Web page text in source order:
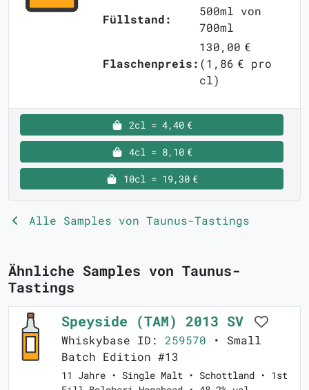
Füllstand:
500ml von
700ml
Flaschenpreis:
130,00 €
(1,86 € pro
cl)
2cl = 4,40 €
4cl = 8,10 €
10cl = 19,30 €
Alle Samples von Taunus-Tastings
Ähnliche Samples von Taunus-
Tastings
Speyside (TAM) 2013 SV
Whiskybase ID: 259570 • Small
Batch Edition #13
11 Jahre • Single Malt • Schottland • 1st